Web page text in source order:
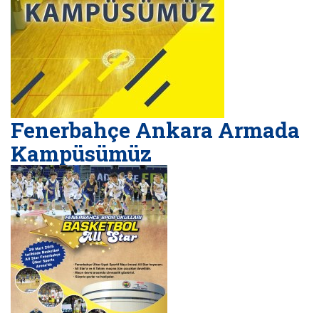
Fenerbahçe Ankara Armada
Kampüsümüz